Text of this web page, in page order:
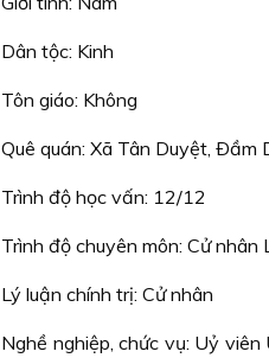
Dân tộc: Kinh
Tôn giáo: Không
Quê quán: Xã Tân Duyệt, Ðầm
Trình độ học vấn: 12/12
Trình độ chuyên môn: Cử
Lý luận chính trị: Cử nhân
Nghề nghiệp, chức vụ: Uỷ